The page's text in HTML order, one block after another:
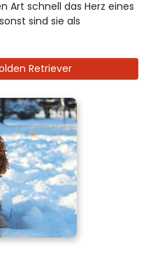
Art schnell das Herz eines
sind sie als
Retriever